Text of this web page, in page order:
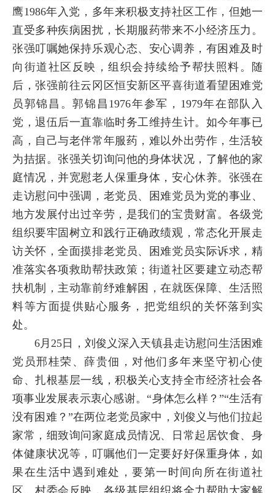
鹰1986年入党，多年来积极支持社区工作，但她一
直受多种疾病困扰，长期服药带来不小经济压力。
张强叮嘱她保持乐观心态、安心调养，有困难及时
向街道社区反映，组织会持续给予帮扶照料。随
后，张强前往云冈区恒安新区平喜街道看望困难党
员郭锦昌。郭锦昌1976年参军，1979年在部队入
党，退伍后一直靠临时务工维持生计。如今年事已
高，自己与老伴常年服药，难以外出劳作，生活较
为拮据。张强关切询问他的身体状况，了解他的家
庭情况，并宽慰老人保重身体，安心休养。张强在
走访慰问中强调，老党员、困难党员为党的事业、
地方发展付出过辛劳，是我们的宝贵财富。各级党
组织要牢固树立和践行正确政绩观，常态化开展走
访关怀，全面摸排老党员、困难党员实际诉求，精
准落实各项救助帮扶政策；街道社区要建立动态帮
扶机制，主动靠前纾难解困，在就医保障、生活照
料等方面提供贴心服务，把党组织的关怀落到实
处。
6月25日，刘俊义深入天镇县走访慰问生活困难
党员邢桂荣、薛贵佃，对他们多年来坚守初心使
命、扎根基层一线，积极关心支持全市经济社会各
项事业发展表示衷心感谢。“身体怎么样？”“生活有
没有困难？”在两位老党员家中，刘俊义与他们拉起
家常，细致询问家庭成员情况、日常起居饮食、身
体健康状况等，叮嘱他们一定要好好保重身体，如
果在生活中遇到难处，要第一时间向所在街道社
区、村委会反映，各级基层组织将全力帮助大家解